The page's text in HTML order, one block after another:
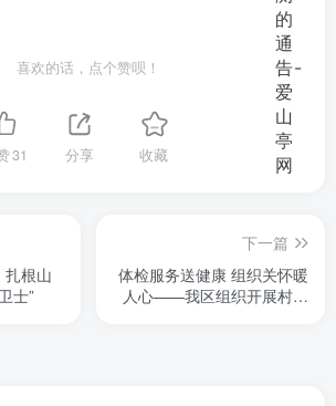
喜欢的话，点个赞呗！
31 分享 收藏
扎根山
士”
下一篇
体检服务送健康 组织关怀暖
人心——我区组织开展村主